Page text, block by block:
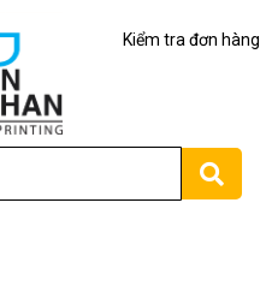
Kiểm tra đơn hàng